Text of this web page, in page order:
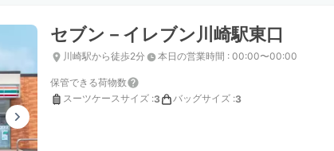
セブン－イレブン川崎駅東口
川崎駅から徒歩2分 本日の営業時間 : 00:00〜00:00
保管できる荷物数
スーツケースサイズ :3 バッグサイズ :3